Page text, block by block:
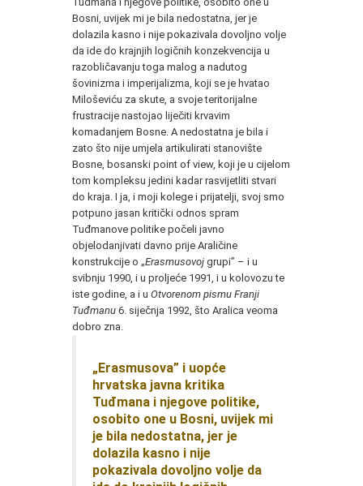
Bosni, uvijek mi je bila nedostatna, jer je
dolazila kasno i nije pokazivala dovoljno volje
da ide do krajnjih logičnih konzekvencija u
razobličavanju toga malog a nadutog
šovinizma i imperijalizma, koji se je hvatao
Miloševiću za skute, a svoje teritorijalne
frustracije nastojao liječiti krvavim
komadanjem Bosne. A nedostatna je bila i
zato što nije umjela artikulirati stanovište
Bosne, bosanski point of view, koji je u cijelom
tom kompleksu jedini kadar rasvijetliti stvari
do kraja. I ja, i moji kolege i prijatelji, svoj smo
potpuno jasan kritički odnos spram
Tuđmanove politike počeli javno
objelodanjivati davno prije Araličine
konstrukcije o „Erasmusovoj grupi” – i u
svibnju 1990, i u proljeće 1991, i u kolovozu te
iste godine, a i u Otvorenom pismu Franji
Tuđmanu 6. siječnja 1992, što Aralica veoma
dobro zna.
„Erasmusova” i uopće
hrvatska javna kritika
Tuđmana i njegove politike,
osobito one u Bosni, uvijek mi
je bila nedostatna, jer je
dolazila kasno i nije
pokazivala dovoljno volje da